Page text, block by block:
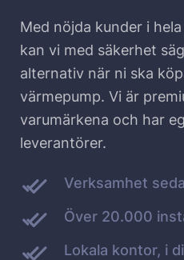
Med nöjda kunder i
kan vi med säkerhet
alternativ när ni ska
värmepump. Vi är
varumärkena och har
leverantörer.
Verksamhet
Över 20.000
Lokala kontor, i